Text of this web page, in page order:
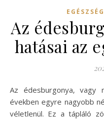
EGÉSZSÉG
Az
hatásai az
Az édesburgonya, vagy más néven batáta, az utóbbi
években egyre nagyobb
véletlenül. Ez a tápláló